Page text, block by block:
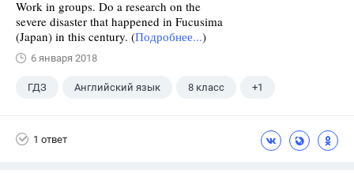
Work in groups. Do a research on the
severe disaster that happened in Fucusima
(Japan) in this century. (Подробнее...)
6 января 2018
ГДЗ Английский язык 8 класс +1
1 ответ